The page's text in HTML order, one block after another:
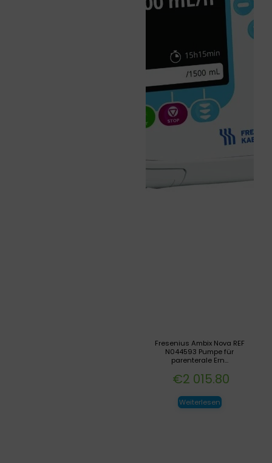
Fresenius Ambix Nova REF
N044593 Pumpe für
parenterale Ern...
€2 015.80
Weiterlesen